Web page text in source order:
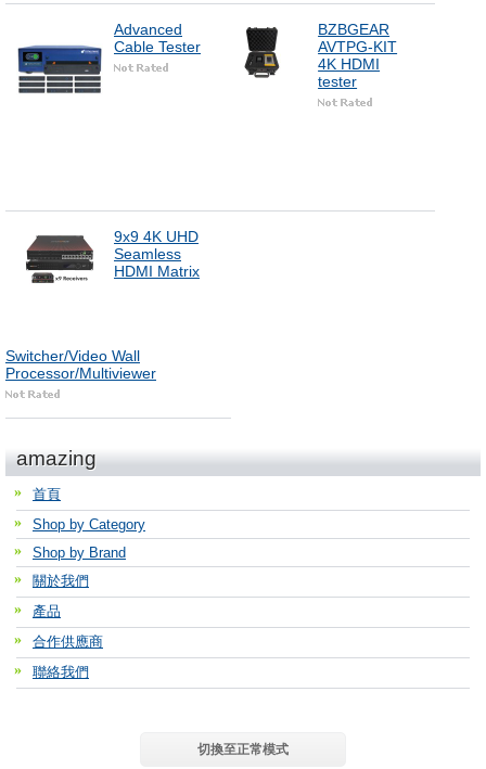
Advanced
Cable Tester
BZBGEAR
AVTPG-KIT
4K HDMI
tester
9x9 4K UHD
Seamless
HDMI Matrix
Switcher/Video Wall
Processor/Multiviewer
amazing
首頁
Shop by Category
Shop by Brand
關於我們
產品
合作供應商
聯絡我們
切換至正常模式